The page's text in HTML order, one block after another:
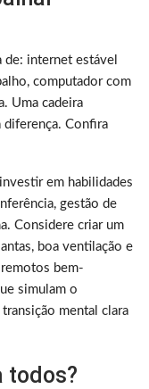
de: internet estável
computador com
Uma cadeira
diferença. Confira
em habilidades
gestão de
Considere criar um
boa ventilação e
bem-
simulam o
mental clara
todos?